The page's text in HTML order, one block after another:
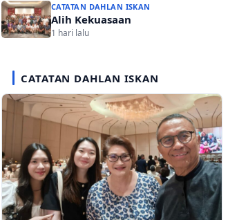
CATATAN DAHLAN ISKAN
Alih Kekuasaan
1 hari lalu
CATATAN DAHLAN ISKAN